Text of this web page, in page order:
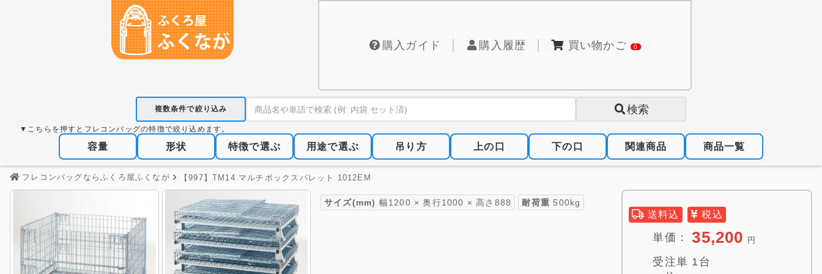
購入ガイド 購入履歴 買い物かご 0
複数条件で絞り込み 検索
▼こちらを押すとフレコンバッグの特徴で絞り込めます。
容量 形状 特徴で選ぶ 用途で選ぶ 吊り方 上の口 下の口 関連商品 商品一覧
フレコンバッグならふくろ屋ふくなが 【997】TM14 マルチボックスパレット 1012EM
サイズ(mm) 幅1200 × 奥行1000 × 高さ888 耐荷重 500kg
送料込 税込
単価： 35,200 円
受注単 1台